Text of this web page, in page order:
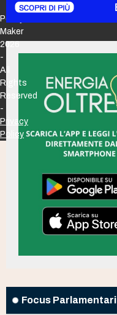
Focus Parlamentari
Policy
Maker
2026
-
All
Rights
Reserved
-
Privacy
Policy